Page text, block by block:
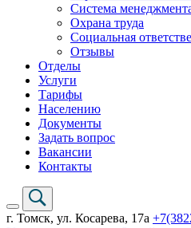
Система
Охрана труда
Социальная
Отзывы
Отделы
Услуги
Тарифы
Населению
Документы
Задать вопрос
Вакансии
Контакты
г. Томск, ул. Косарева, 17а